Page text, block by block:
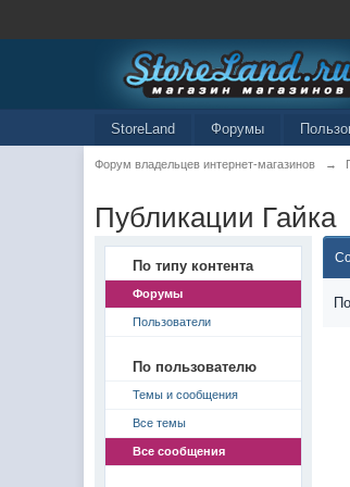
StoreLand Форумы
Форум владельцев интернет-магазинов →
Публикации Гайка
По типу контента
Форумы
Пользователи
По пользователю
Темы и сообщения
Все темы
Все сообщения